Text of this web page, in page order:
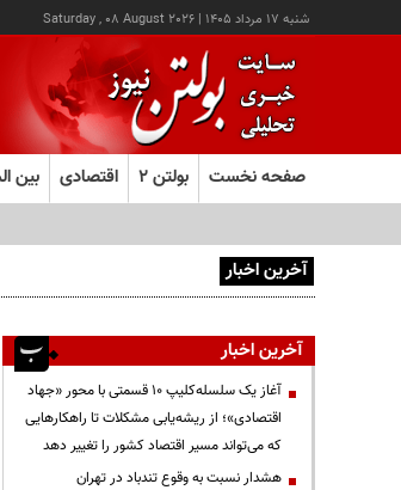
شنبه ۱۷ مرداد ۱۴۰۵ |
Saturday , 08 August 2026
صفحه نخست بولتن ۲ اقتصادی بین
آخرین اخبار
آخرین اخبار
آغاز یک سلسله‌کلیپ ۱۰ قسمتی با محور «جهاد
اقتصادی»؛ از ریشه‌یابی مشکلات تا راهکارهایی
که می‌تواند مسیر اقتصاد کشور را تغییر دهد
هشدار نسبت به وقوع تندباد در تهران